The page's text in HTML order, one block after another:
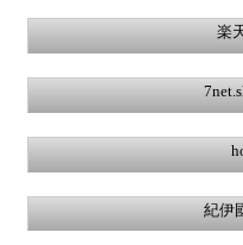
楽
紀伊